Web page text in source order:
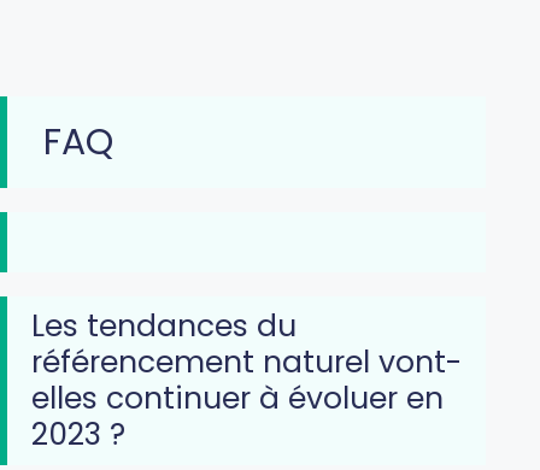
FAQ
Les tendances du
référencement naturel vont-
elles continuer à évoluer en
2023 ?